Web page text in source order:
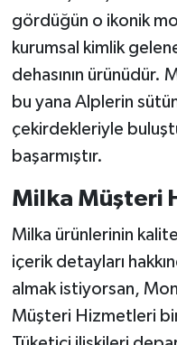
gördüğün o ikonik
kurumsal kimlik
dehasının ürünüdür.
bu yana Alplerin
çekirdekleriyle
başarmıştır.
Milka Müşteri
Milka ürünlerinin
içerik detayları
almak istiyorsan,
Müşteri Hizmetleri